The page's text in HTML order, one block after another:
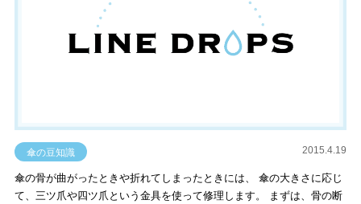
傘の豆知識 2015.4.19
傘の骨が曲がったときや折れてしまったときには、 傘の大きさに応じ
て、三ツ爪や四ツ爪という金具を使って修理します。 まずは、骨の断